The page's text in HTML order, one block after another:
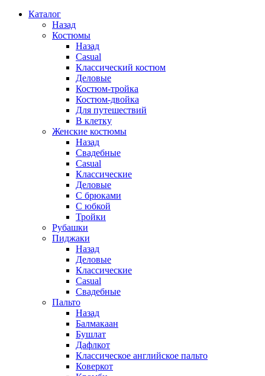
Каталог
Назад
Костюмы
Назад
Casual
Классический костюм
Деловые
Костюм-тройка
Костюм-двойка
Для путешествий
В клетку
Женские костюмы
Назад
Свадебные
Casual
Классические
Деловые
С брюками
С юбкой
Тройки
Рубашки
Пиджаки
Назад
Деловые
Классические
Casual
Свадебные
Пальто
Назад
Балмакаан
Бушлат
Дафлкот
Классическое английское пальто
Коверкот